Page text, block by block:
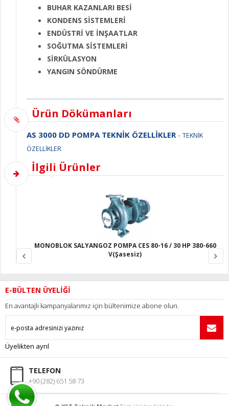
BUHAR KAZANLARI BESİ
KONDENS SİSTEMLERİ
ENDÜSTRİ VE İNŞAATLAR
SOĞUTMA SİSTEMLERİ
SİRKÜLASYON
YANGIN SÖNDÜRME
Ürün Dökümanları
AS 3000 DD POMPA TEKNİK ÖZELLİKLER- TEKNİK
ÖZELLİKLER
İlgili Ürünler
80-16 / 30 HP 380-660
AS-15 / 15 HP 3000 DD SALYANGOZ
POMPA(POMPA+MOT. AKUPLE)
E-BÜLTEN ÜYELİĞİ
En avantajlı kampanyalarımız için bültenimize abone olun.
Üyelikten ayrıl
TELEFON
+90 (282) 651 58 73